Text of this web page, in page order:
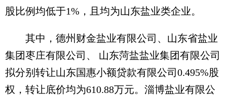
股比例均低于1%，且均为山东盐业类企业。
其中，德州财金盐业有限公司、山东省盐业
集团枣庄有限公司、 山东菏盐盐业集团有限公司
拟分别转让山东国惠小额贷款有限公司0.495%股
权，转让底价均为610.88万元。淄博盐业有限公